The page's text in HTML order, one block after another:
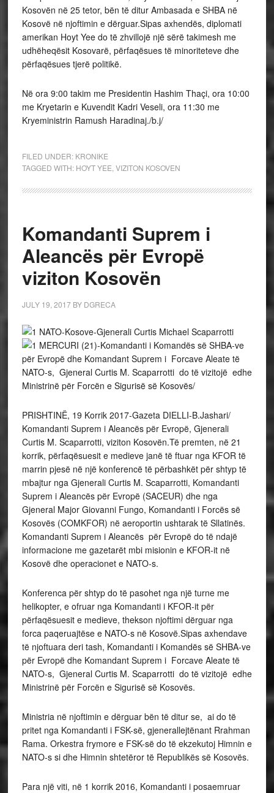
Kosovën në 25 tetor, bën të ditur Ambasada e SHBA në
Kosovë në njoftimin e dërguar.Sipas axhendës, diplomati
amerikan Hoyt Yee do të zhvillojë një sërë takimesh me
udhëheqësit Kosovarë, përfaqësues të minoriteteve dhe
përfaqësues tjerë politikë.
Në ora 9:00 takim me Presidentin Hashim Thaçi, ora 10:00
me Kryetarin e Kuvendit Kadri Veseli, ora 11:30 me
Kryeministrin Ramush Haradinaj./b.j/
FILED UNDER: KRONIKE
TAGGED WITH: HOYT YEE VIZITON KOSOVEN
Komandanti Suprem i
Aleancës për Evropë
viziton Kosovën
JULY 19, 2017BY DGRECA
-Komandanti i Komandës së SHBA-ve
për Evropë dhe Komandant Suprem i Forcave Aleate të
NATO-s, Gjeneral Curtis M. Scaparrotti do të vizitojë edhe
Ministrinë për Forcën e Sigurisë së Kosovës/
PRISHTINË, 19 Korrik 2017-Gazeta DIELLI-B.Jashari/
Komandanti Suprem i Aleancës për Evropë, Gjenerali
Curtis M. Scaparrotti, viziton Kosovën.Të premten, në 21
korrik, përfaqësuesit e medieve janë të ftuar nga KFOR të
marrin pjesë në një konferencë të përbashkët për shtyp të
mbajtur nga Gjenerali Curtis M. Scaparrotti, Komandanti
Suprem i Aleancës për Evropë (SACEUR) dhe nga
Gjeneral Major Giovanni Fungo, Komandanti i Forcës së
Kosovës (COMKFOR) në aeroportin ushtarak të Sllatinës.
Komandanti Suprem i Aleancës për Evropë do të ndajë
informacione me gazetarët mbi misionin e KFOR-it në
Kosovë dhe operacionet e NATO-s.
Konferenca për shtyp do të pasohet nga një turne me
helikopter, e ofruar nga Komandanti i KFOR-it për
përfaqësuesit e medieve, thekson njoftimi dërguar nga
forca paqeruajtëse e NATO-s në Kosovë.Sipas axhendave
të njoftuara deri tash, Komandanti i Komandës së SHBA-ve
për Evropë dhe Komandant Suprem i Forcave Aleate të
NATO-s, Gjeneral Curtis M. Scaparrotti do të vizitojë edhe
Ministrinë për Forcën e Sigurisë së Kosovës.
Ministria në njoftimin e dërguar bën të ditur se, ai do të
pritet nga Komandanti i FSK-së, gjenerallejtënant Rrahman
Rama. Orkestra frymore e FSK-së do të ekzekutoj Himnin e
NATO-s si dhe Himnin shtetëror të Republikës së Kosovës.
Para një viti, në 1 korrik 2016, Komandanti i posaemruar